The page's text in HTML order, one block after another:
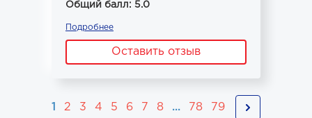
Общий балл: 5.0
Подробнее
Оставить отзыв
1 2 3 4 5 6 7 8 ... 78 79